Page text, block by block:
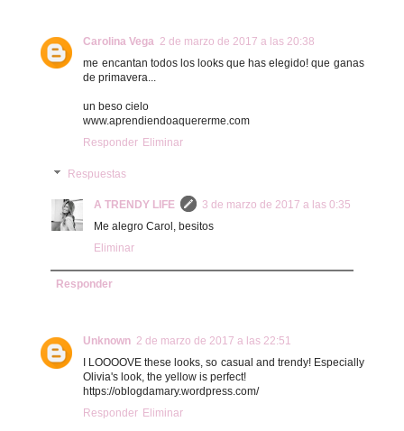
Carolina Vega 2 de marzo de 2017 a las 20:38
me encantan todos los looks que has elegido! que ganas
de primavera...
un beso cielo
www.aprendiendoaquererme.com
Responder Eliminar
Respuestas
A TRENDY LIFE
3 de marzo de 2017 a las 0:35
Me alegro Carol, besitos
Eliminar
Responder
Unknown 2 de marzo de 2017 a las 22:51
I LOOOOVE these looks, so casual and trendy! Especially
Olivia's look, the yellow is perfect!
https://oblogdamary.wordpress.com/
Responder Eliminar